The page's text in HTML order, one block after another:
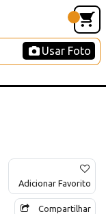
Usar Foto
Adicionar Favorito
Compartilhar